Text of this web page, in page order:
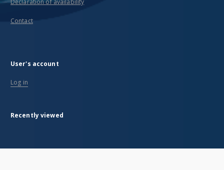
Declaration of availability
Contact
User's account
Log in
Recently viewed